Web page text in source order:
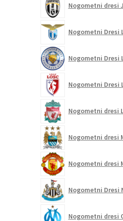
Nogometni dresi
Nogometni Dresi
Nogometni Dresi
Nogometni Dresi
Nogometni dresi
Nogometni dresi
Nogometni dresi
Nogometni Dresi
Nogometni dresi